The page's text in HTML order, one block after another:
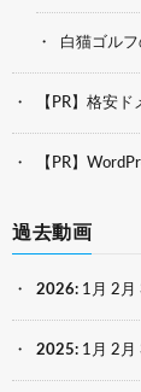
白猫ゴル
【PR】格安
【PR】
過去動画
2026: 1月 2月
2025: 1月 2月